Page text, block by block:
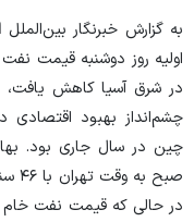
به گزارش خبرنگار بین‌الملل
اولیه روز دوشنبه قیمت
در شرق آسیا کاهش یافت،
چشم‌انداز بهبود اقتصادی